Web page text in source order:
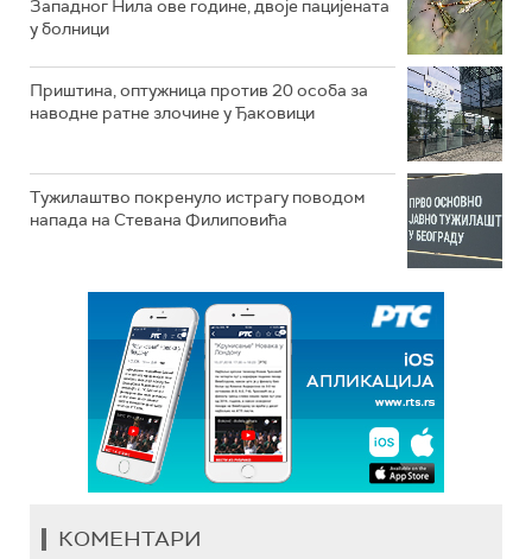
Западног Нила ове године, двоје пацијената
у болници
Приштина, оптужница против 20 особа за
наводне ратне злочине у Ђаковици
Тужилаштво покренуло истрагу поводом
напада на Стевана Филиповића
КОМЕНТАРИ